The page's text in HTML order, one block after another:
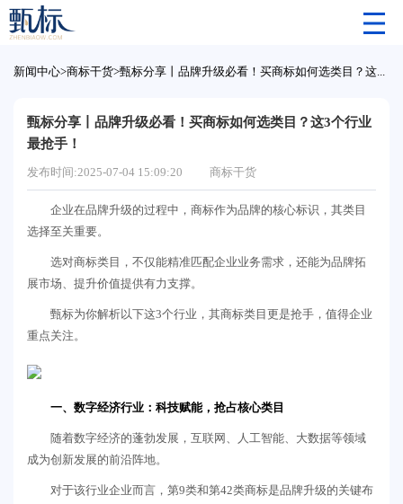
新闻中心>商标干货> 甄标分享丨品牌升级必看！买商标如何选类目？这3个行业最抢手！
甄标分享丨品牌升级必看！买商标如何选类目？这3个行业
最抢手！
发布时间:2025-07-04 15:09:20 商标干货
企业在品牌升级的过程中，商标作为品牌的核心标识，其类目
选择至关重要。
选对商标类目，不仅能精准匹配企业业务需求，还能为品牌拓
展市场、提升价值提供有力支撑。
甄标为你解析以下这3个行业，其商标类目更是抢手，值得企业
重点关注。
一、数字经济行业：科技赋能，抢占核心类目
随着数字经济的蓬勃发展，互联网、人工智能、大数据等领域
成为创新发展的前沿阵地。
对于该行业企业而言，第9类和第42类商标是品牌升级的关键布